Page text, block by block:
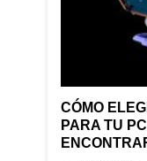
CÓMO
PARA TU